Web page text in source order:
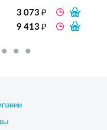
3 073₽
9 413₽